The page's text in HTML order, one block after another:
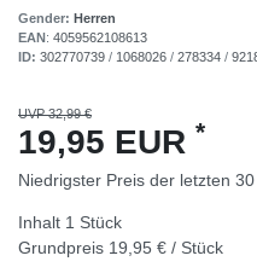
Gender: Herren
EAN: 4059562108613
ID: 302770739 / 1068026 / 278334 /
UVP 32,99 €
19,95 EUR *
Niedrigster Preis der letzten 30
Inhalt 1 Stück
Grundpreis 19,95 € / Stück